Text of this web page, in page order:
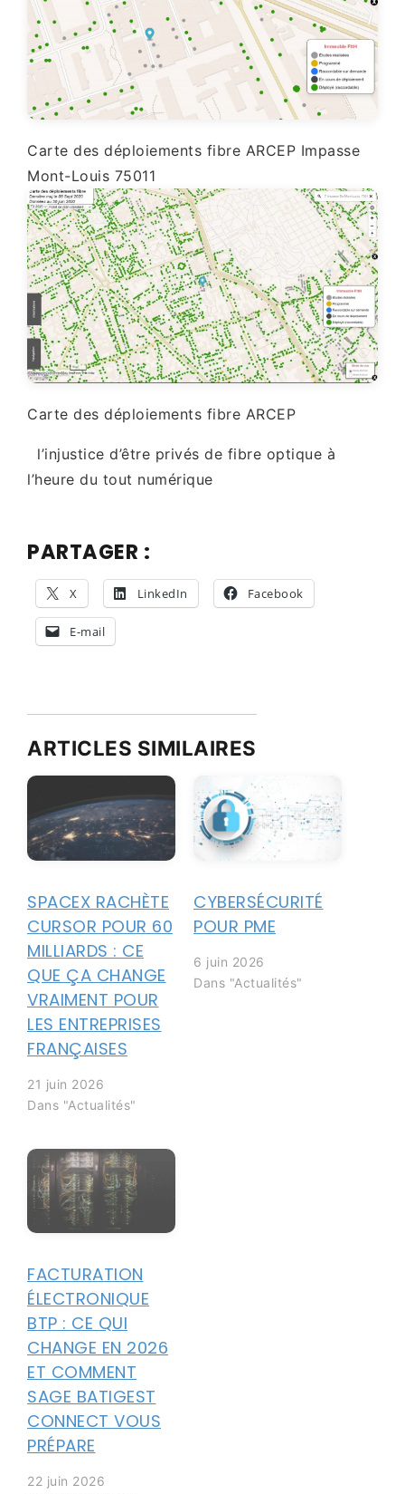
Carte des déploiements fibre ARCEP Impasse
Mont-Louis 75011
Carte des déploiements fibre ARCEP
l’injustice d’être privés de fibre optique à
l’heure du tout numérique
PARTAGER :
X LinkedIn Facebook
E-mail
ARTICLES SIMILAIRES
SPACEX RACHÈTE
CURSOR POUR 60
MILLIARDS : CE
QUE ÇA CHANGE
VRAIMENT POUR
LES ENTREPRISES
FRANÇAISES
21 juin 2026
Dans "Actualités"
CYBERSÉCURITÉ
POUR PME
6 juin 2026
Dans "Actualités"
FACTURATION
ÉLECTRONIQUE
BTP : CE QUI
CHANGE EN 2026
ET COMMENT
SAGE BATIGEST
CONNECT VOUS
PRÉPARE
22 juin 2026